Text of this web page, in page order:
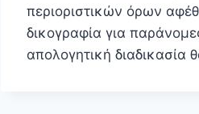
περιοριστικών όρων
δικογραφία για
απολογητική διαδικασία